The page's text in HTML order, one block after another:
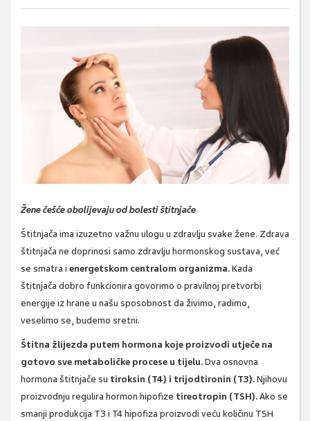
Žene češće obolijevaju od bolesti štitnjače
Štitnjača ima izuzetno važnu ulogu u zdravlju svake žene. Zdrava
štitnjača ne doprinosi samo zdravlju hormonskog sustava, već
se smatra i energetskom centralom organizma.Kada
štitnjača dobro funkcionira govorimo o pravilnoj pretvorbi
energije iz hrane u našu sposobnost da živimo, radimo,
veselimo se, budemo sretni.
Štitna žlijezda putem hormona koje proizvodi utječe na
gotovo sve metaboličke procese u tijelu.Dva osnovna
hormona štitnjače su tiroksin (T4) i trijodtironin (T3).Njihovu
proizvodnju regulira hormon hipofize tireotropin (TSH).Ako se
smanji produkcija T3 i T4 hipofiza proizvodi veću količinu TSH